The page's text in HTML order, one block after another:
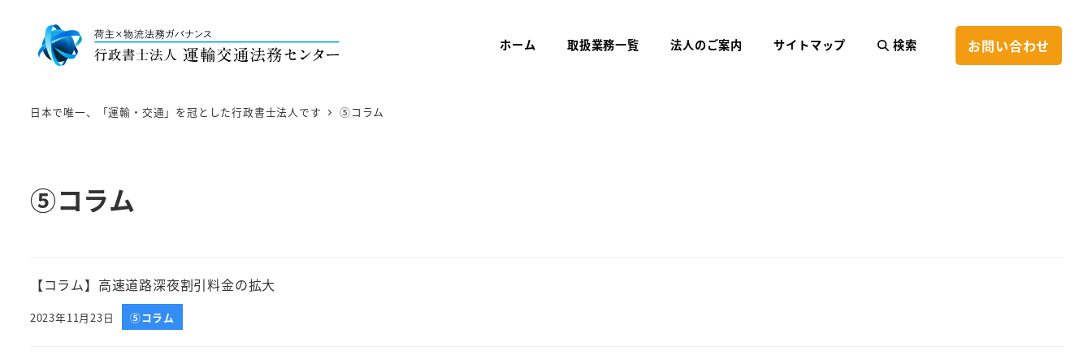
ホーム 取扱業務一覧 法人のご案内 サイトマップ 検索 お問い合わせ
日本で唯一、「運輸・交通」を冠とした行政書士法人です ⑤コラム
⑤コラム
【コラム】高速道路深夜割引料金の拡大
投稿日
2023年11月23日 ⑤コラム